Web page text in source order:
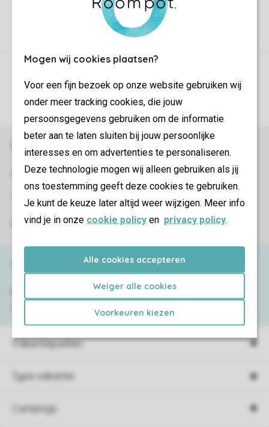
Mogen wij cookies plaatsen?
Voor een fijn bezoek op onze website gebruiken wij
onder meer tracking cookies, die jouw
persoonsgegevens gebruiken om de informatie
beter aan te laten sluiten bij jouw persoonlijke
interesses en om advertenties te personaliseren.
Deze technologie mogen wij alleen gebruiken als jij
ons toestemming geeft deze cookies te gebruiken.
Je kunt de keuze later altijd weer wijzigen. Meer info
vind je in onze cookie policy en privacy policy.
Alle cookies accepteren
Weiger alle cookies
Voorkeuren kiezen
Instellingen wijzigen
Veilig en snel online boeken
SSL certificaat
Veilige gegevensoverdracht
Veilige betaling
Vakantieparken
Type vakantie
Campings
Service & contact
veelgestelde vragenof neem